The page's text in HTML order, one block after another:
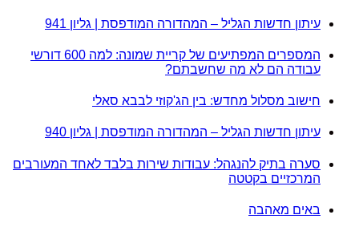
עיתון חדשות הגליל – המהדורה המודפסת | גליון 941
המספרים המפתיעים של קריית שמונה: למה 600 דורשי
עבודה הם לא מה שחשבתם?
חישוב מסלול מחדש: בין הג'קוזי לבבא סאלי
עיתון חדשות הגליל – המהדורה המודפסת | גליון 940
סערה בתיק להנגהל: עבודות שירות בלבד לאחד המעורבים
המרכזיים בקטטה
באים מאהבה